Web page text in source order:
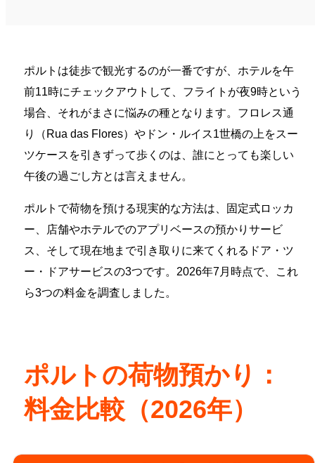
ポルトは徒歩で観光するのが一番ですが、ホテルを午
前11時にチェックアウトして、フライトが夜9時という
場合、それがまさに悩みの種となります。フロレス通
り（Rua das Flores）やドン・ルイス1世橋の上をスー
ツケースを引きずって歩くのは、誰にとっても楽しい
午後の過ごし方とは言えません。
ポルトで荷物を預ける現実的な方法は、固定式ロッカ
ー、店舗やホテルでのアプリベースの預かりサービ
ス、そして現在地まで引き取りに来てくれるドア・ツ
ー・ドアサービスの3つです。2026年7月時点で、これ
ら3つの料金を調査しました。
ポルトの荷物預かり：
料金比較（2026年）